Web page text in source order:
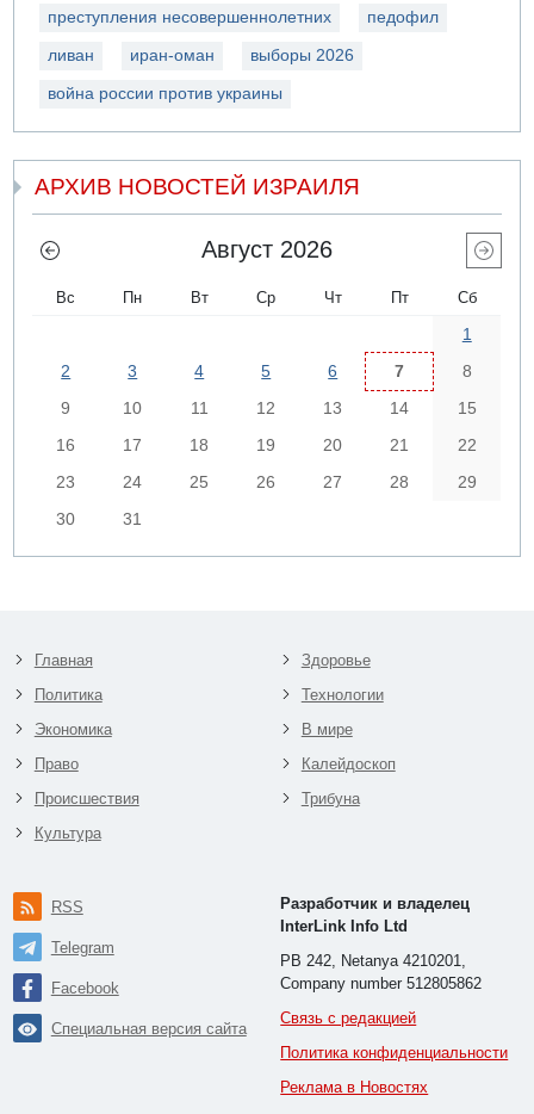
преступления несовершеннолетних педофил
ливан иран-оман выборы 2026
война россии против украины
АРХИВ НОВОСТЕЙ ИЗРАИЛЯ
Август 2026
Вс Пн Вт Ср Чт Пт Сб
1
2
3 4 5 6 7
8
9
10 11 12 13 14
15
16
17 18 19 20 21
22
23
24 25 26 27 28
29
30
31
Главная
Политика
Экономика
Право
Происшествия
Культура
Здоровье
Технологии
В мире
Калейдоскоп
Трибуна
RSS
Telegram
Facebook
Специальная версия сайта
Разработчик и владелец
InterLink Info Ltd
PB 242, Netanya 4210201,
Company number 512805862
Связь с редакцией
Политика конфиденциальности
Реклама в Новостях